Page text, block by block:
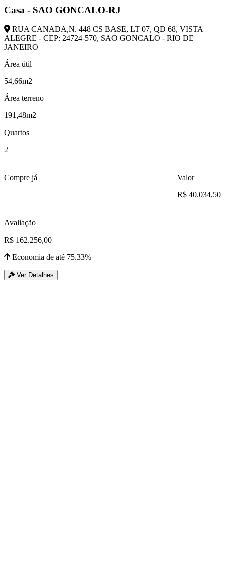
Casa - SAO GONCALO-RJ
RUA CANADA,N. 448 CS BASE, LT 07, QD 68, VISTA
ALEGRE - CEP: 24724-570, SAO GONCALO - RIO DE
JANEIRO
Área útil
54,66m2
Área terreno
191,48m2
Quartos
2
Compre já
Valor
R$ 40.034,50
Avaliação
R$ 162.256,00
Economia de até 75.33%
Ver Detalhes